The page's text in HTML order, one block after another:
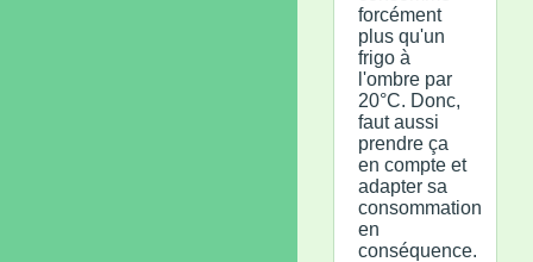
forcément
plus qu'un
frigo à
l'ombre par
20°C. Donc,
faut aussi
prendre ça
en compte et
adapter sa
consommation
en
conséquence.